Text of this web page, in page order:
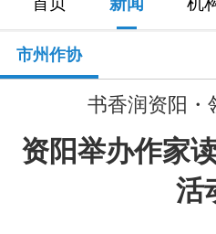
直属单位 团体会员
历届主席团
时政 文学动态
网络文学
市州作协
书香润资阳・
资阳举办作家
活